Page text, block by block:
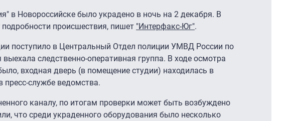
в Новороссийске было украдено в ночь на 2 декабря. В
происшествия, пишет "Интерфакс-Юг".
поступило в Центральный Отдел полиции УМВД России по
следственно-оперативная группа. В ходе осмотра
входная дверь (в помещение студии) находилась в
пресс-службе ведомства.
каналу, по итогам проверки может быть возбуждено
что среди украденного оборудования было несколько